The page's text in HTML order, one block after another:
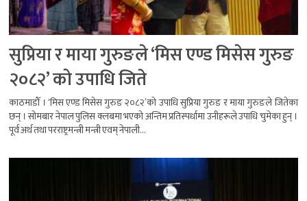
सुप्रिया र माया गुरुङले ‘मिस एण्ड मिसेस गुरुङ
२०८२’ को उपाधि जिते
काठमाडौँ । ‘मिस एण्ड मिसेस गुरुङ २०८२’को उपाधि सुप्रिया गुरुङ र माया गुरुङले जितेका
छन् । सोमबार नेपाल पुलिस क्लबमा भएको अन्तिम प्रतिस्पर्धामा उनीहरूले उपाधि चुमेका हुन् ।
पूर्व अर्थ तथा परराष्ट्रमन्त्री मन्त्री एवम् नेपाली...